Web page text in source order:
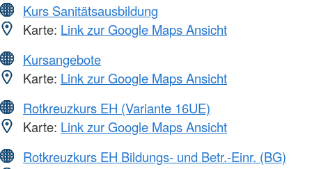
Kurs Sanitätsausbildung
Karte: Link zur Google Maps Ansicht
Kursangebote
Karte: Link zur Google Maps Ansicht
Rotkreuzkurs EH (Variante 16UE)
Karte: Link zur Google Maps Ansicht
Rotkreuzkurs EH Bildungs- und Betr.-Einr. (BG)